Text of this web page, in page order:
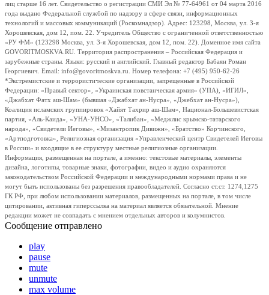
лиц старше 16 лет. Свидетельство о регистрации СМИ Эл № 77-64961 от 04 марта 2016
года выдано Федеральной службой по надзору в сфере связи, информационных
технологий и массовых коммуникаций (Роскомнадзор). Адрес: 123298, Москва, ул. 3-я
Хорошевская, дом 12, пом. 22. Учредитель Общество с ограниченной ответственностью
«РУ ФМ» (123298 Москва, ул. 3-я Хорошевская, дом 12, пом. 22). Доменное имя сайта
GOVORITMOSKVA.RU. Территория распространения – Российская Федерация и
зарубежные страны. Языки: русский и английский. Главный редактор Бабаян Роман
Георгиевич. Email: info@govoritmoskva.ru. Номер телефона: +7 (495) 950-62-26
*Экстремистские и террористические организации, запрещенные в Российской
Федерации: «Правый сектор», «Украинская повстанческая армия» (УПА), «ИГИЛ»,
«Джабхат Фатх аш-Шам» (бывшая «Джабхат ан-Нусра», «Джебхат ан-Нусра»),
Коалиция исламских группировок «Хайят Тахрир аш-Шам», Национал-Большевистская
партия, «Аль-Каида», «УНА-УНСО», «Талибан», «Меджлис крымско-татарского
народа», «Свидетели Иеговы», «Мизантропик Дивижн», «Братство» Корчинского,
«Артподготовка», Религиозная организация «Управленческий центр Свидетелей Иеговы
в России» и входящие в ее структуру местные религиозные организации.
Информация, размещенная на портале, а именно: текстовые материалы, элементы
дизайна, логотипы, товарные знаки, фотографии, видео и аудио охраняются
законодательством Российской Федерации и международными нормами права и не
могут быть использованы без разрешения правообладателей. Согласно ст.ст. 1274,1275
ГК РФ, при любом использовании материалов, размещенных на портале, в том числе
цитировании, активная гиперссылка на материал является обязательной. Мнение
редакции может не совпадать с мнением отдельных авторов и колумнистов.
Сообщение отправлено
play
pause
mute
unmute
max volume